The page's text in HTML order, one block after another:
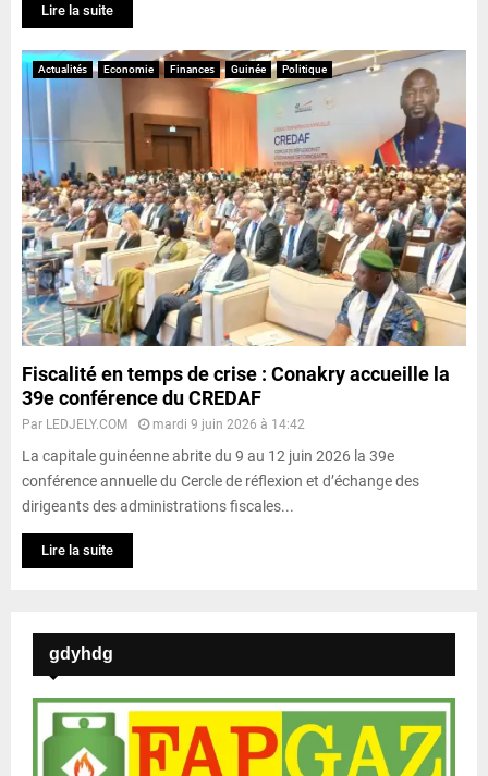
Lire la suite
Actualités Economie Finances Guinée Politique
Fiscalité en temps de crise : Conakry accueille la
39e conférence du CREDAF
Par LEDJELY.COM mardi 9 juin 2026 à 14:42
La capitale guinéenne abrite du 9 au 12 juin 2026 la 39e
conférence annuelle du Cercle de réflexion et d’échange des
dirigeants des administrations fiscales...
Lire la suite
gdyhdg